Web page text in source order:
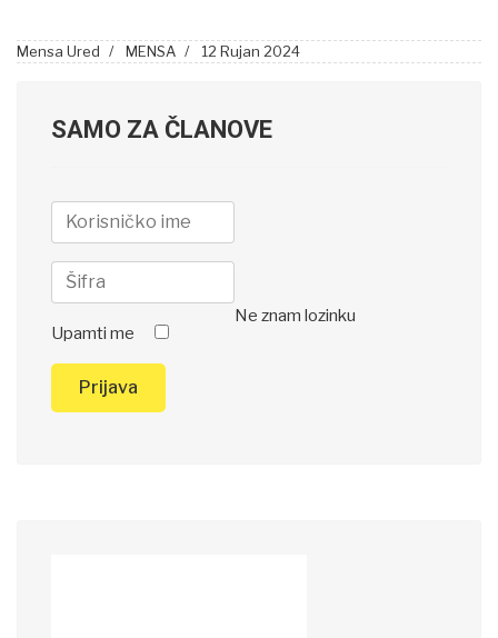
Mensa Ured MENSA 12 Rujan 2024
SAMO ZA ČLANOVE
Upamti me
Prijava
Ne znam lozinku